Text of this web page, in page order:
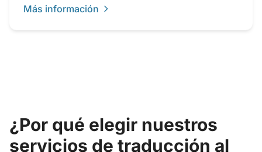
Más información
¿Por qué elegir nuestros
servicios de traducción al